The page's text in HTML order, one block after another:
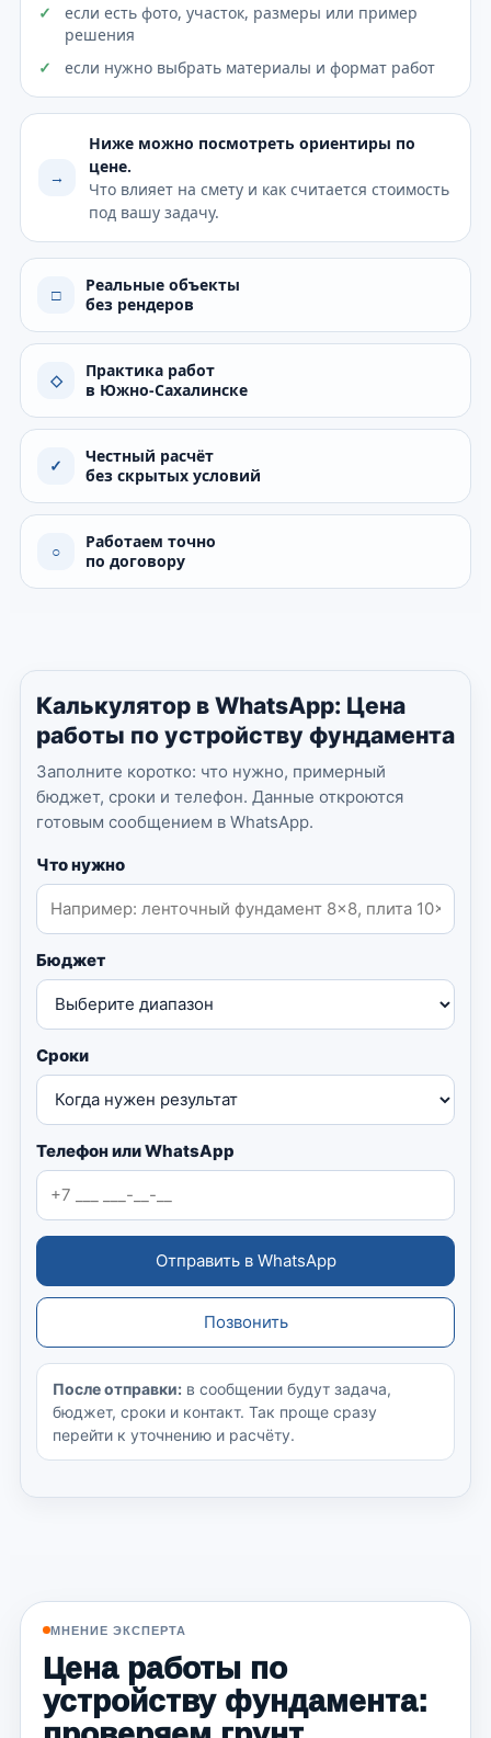
если есть фото, участок, размеры или пример
решения
если нужно выбрать материалы и формат работ
→
Ниже можно посмотреть ориентиры по
цене.
Что влияет на смету и как считается стоимость
под вашу задачу.
□
Реальные объекты
без рендеров
◇
Практика работ
в Южно-Сахалинске
✓
Честный расчёт
без скрытых условий
○
Работаем точно
по договору
Калькулятор в WhatsApp: Цена
работы по устройству фундамента
Заполните коротко: что нужно, примерный
бюджет, сроки и телефон. Данные откроются
готовым сообщением в WhatsApp.
Что нужно
Бюджет
Сроки
Телефон или WhatsApp
Отправить в WhatsApp
Позвонить
После отправки: в сообщении будут задача,
бюджет, сроки и контакт. Так проще сразу
перейти к уточнению и расчёту.
МНЕНИЕ ЭКСПЕРТА
Цена работы по
устройству фундамента: